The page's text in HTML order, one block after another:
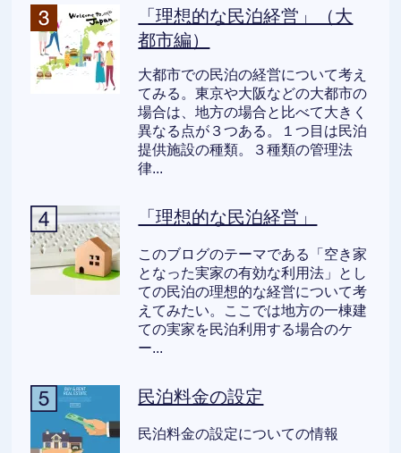
「理想的な民泊経営」（大
都市編）
大都市での民泊の経営について考え
てみる。東京や大阪などの大都市の
場合は、地方の場合と比べて大きく
異なる点が３つある。１つ目は民泊
提供施設の種類。３種類の管理法
律...
「理想的な民泊経営」
このブログのテーマである「空き家
となった実家の有効な利用法」とし
ての民泊の理想的な経営について考
えてみたい。ここでは地方の一棟建
ての実家を民泊利用する場合のケ
ー...
民泊料金の設定
民泊料金の設定についての情報